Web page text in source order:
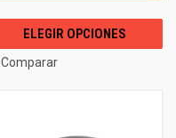
ELEGIR OPCIONES
Comparar